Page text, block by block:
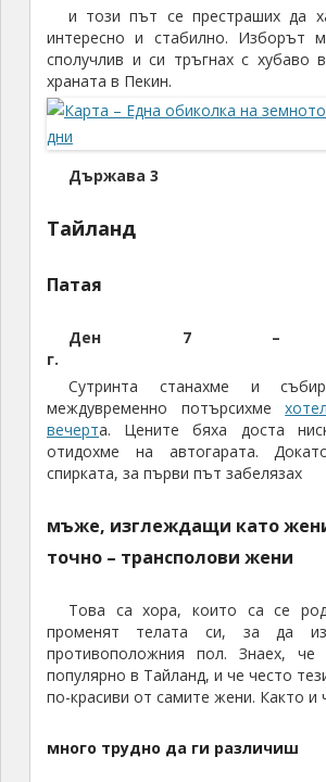
интересно и стабилно. Изборът
сполучлив и си тръгнах с хубаво
храната в Пекин.
Държава 3
междувременно потърсихме
вечерта. Цените бяха доста
отидохме на автогарата.
спирката, за първи път забелязах
точно – трансполови жени
променят телата си, за да
противоположния пол. Знаех,
популярно в Тайланд, и че често
по-красиви от самите жени. Както и